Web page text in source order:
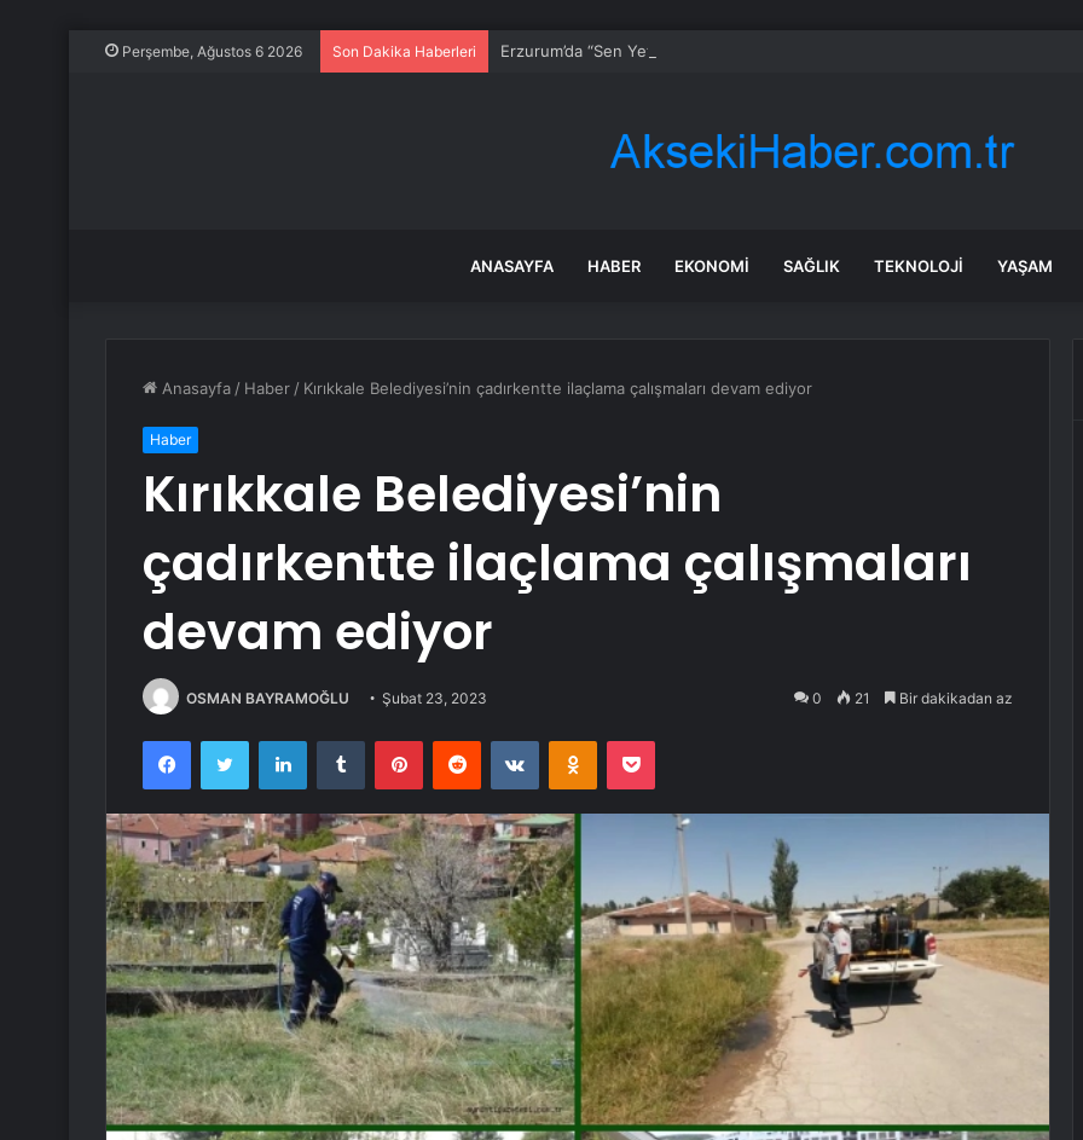
Perşembe, Ağustos 6 2026 Son Dakika Haberleri Erzurum’da “Sen Yeter ki Gülümse” farkındalığı
ANASAYFA HABER EKONOMI SAĞLIK TEKNOLOJI YAŞAM
Anasayfa / Haber / Kırıkkale Belediyesi’nin çadırkentte ilaçlama çalışmaları devam ediyor
Haber
Kırıkkale Belediyesi’nin
çadırkentte ilaçlama çalışmaları
devam ediyor
OSMAN BAYRAMOĞLU Şubat 23, 2023 0 21 Bir dakikadan az
FacebookTwitter LinkedInTumblr PinterestReddit VKontakteOdnoklassniki
Pocket